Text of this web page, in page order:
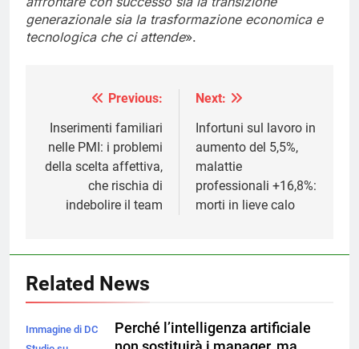
generazionale sia la trasformazione economica e
tecnologica che ci attende».
Navigazione
articoli
Previous:
Inserimenti familiari
nelle PMI: i problemi
della scelta affettiva,
che rischia di
indebolire il team
Next:
Infortuni sul lavoro in
aumento del 5,5%,
malattie
professionali +16,8%:
morti in lieve calo
Related News
Immagine di DC
Perché l’intelligenza artificiale